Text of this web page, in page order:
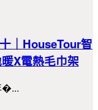
｜HouseTour智
X電熱毛巾架
�...